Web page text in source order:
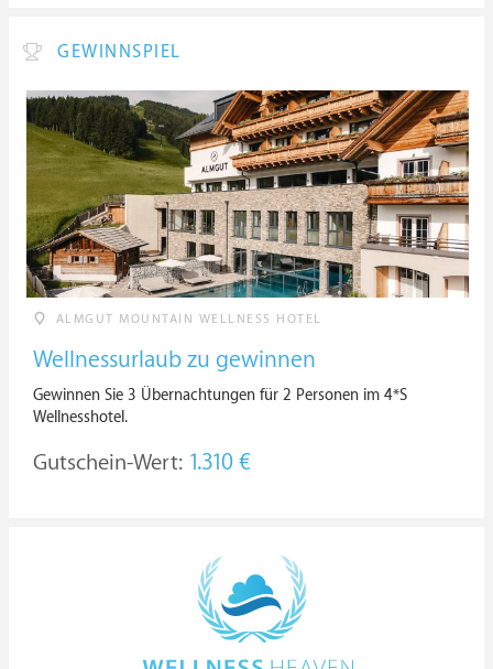
GEWINNSPIEL
ALMGUT MOUNTAIN WELLNESS HOTEL
Wellnessurlaub zu gewinnen
Gewinnen Sie 3 Übernachtungen für 2 Personen im 4*S
Wellnesshotel.
Gutschein-Wert: 1.310 €